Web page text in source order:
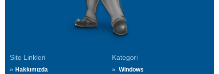
Site Linkleri
Hakkımızda
Kategori
Windows